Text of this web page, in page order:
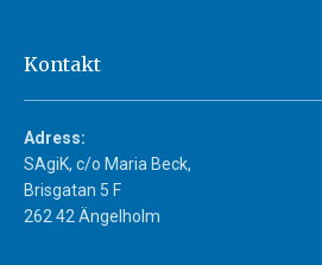
Kontakt
Adress:
SAgiK, c/o Maria Beck,
Brisgatan 5 F
262 42 Ängelholm